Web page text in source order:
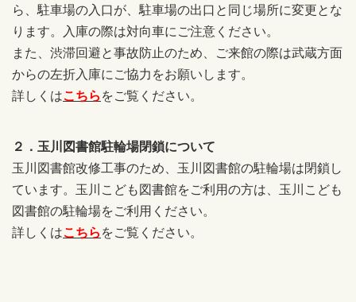
ら、駐車場の入口が、駐車場の出口と同じ場所に変更とな
ります。入庫の際は対向車にご注意ください。
また、渋滞回避と事故防止のため、ご来館の際は武蔵方面
からの左折入庫にご協力をお願いします。
詳しくはこちら をご覧ください。
２．玉川図書館駐輪場閉鎖について
玉川図書館改修工事のため、玉川図書館の駐輪場は閉鎖し
ています。玉川こども図書館をご利用の方は、玉川こども
図書館の駐輪場をご利用ください。
詳しくはこちら をご覧ください。